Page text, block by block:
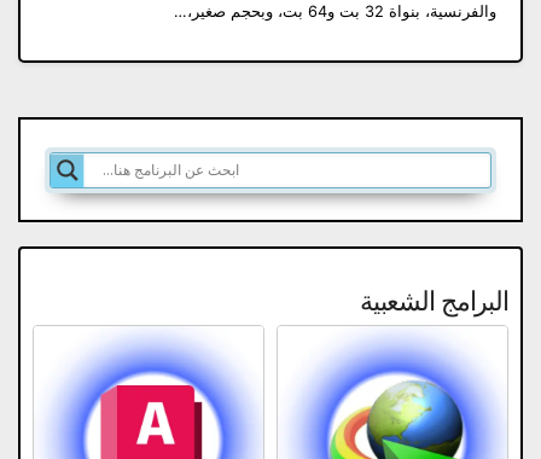
والفرنسية، بنواة 32 بت و64 بت، وبحجم صغير،…
البرامج الشعبية